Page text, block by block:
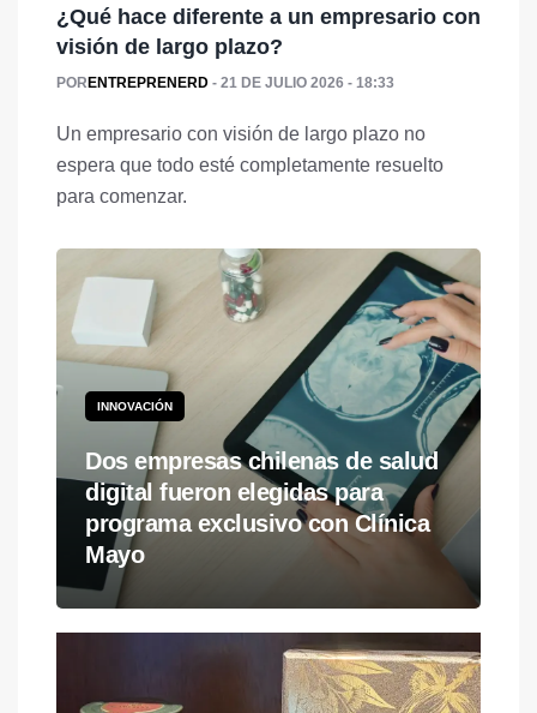
¿Qué hace diferente a un empresario con
visión de largo plazo?
POR ENTREPRENERD 21 DE JULIO 2026 - 18:33
Un empresario con visión de largo plazo no
espera que todo esté completamente resuelto
para comenzar.
INNOVACIÓN
Dos empresas chilenas de salud
digital fueron elegidas para
programa exclusivo con Clínica
Mayo